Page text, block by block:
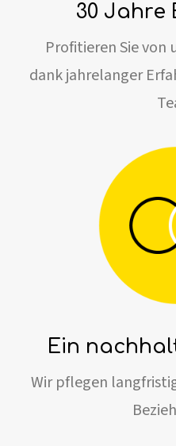
30 Jahre
Profitieren Sie von
dank jahrelanger
Ein
Wir pflegen